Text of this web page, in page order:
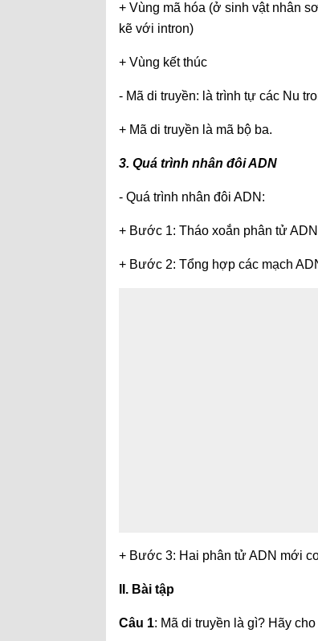
+ Vùng mã hóa (ở sinh vật nhân
kẽ với intron)
+ Vùng kết thúc
- Mã di truyền: là trình tự các Nu
+ Mã di truyền là mã bộ ba.
3. Quá trình nhân đôi ADN
- Quá trình nhân đôi ADN:
+ Bước 1: Tháo xoắn phân tử
+ Bước 2: Tổng hợp các mạch
+ Bước 3: Hai phân tử ADN mới
II. Bài tập
Câu 1: Mã di truyền là gì? Hãy